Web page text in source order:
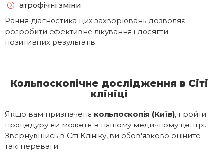
атрофічні зміни
Рання діагностика цих захворювань дозволяє
розробити ефективне лікування і досягти
позитивних результатів.
Кольпоскопічне дослідження в Сіті
клініці
Якщо вам призначена кольпоскопія (Київ), пройти
процедуру ви можете в нашому медичному центрі.
Звернувшись в Сіті Клініку, ви обов'язково оціните
такі переваги: